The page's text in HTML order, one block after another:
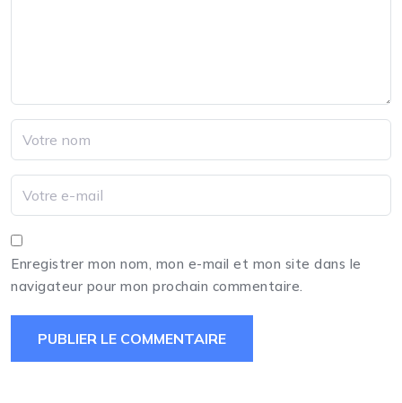
Enregistrer mon nom, mon e-mail et mon site dans le
navigateur pour mon prochain commentaire.